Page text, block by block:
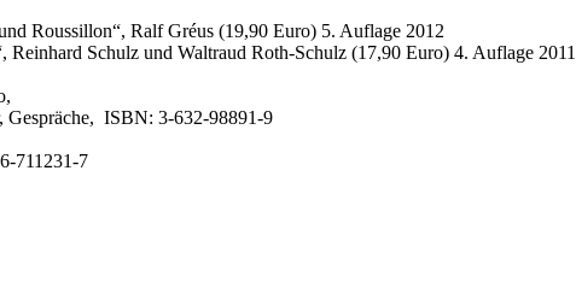
Roussillon“, Ralf Gréus (19,90 Euro) 5. Auflage 2012
Schulz und Waltraud Roth-Schulz (17,90 Euro) 4. Auflage 2011
Gespräche, ISBN: 3-632-98891-9
711231-7